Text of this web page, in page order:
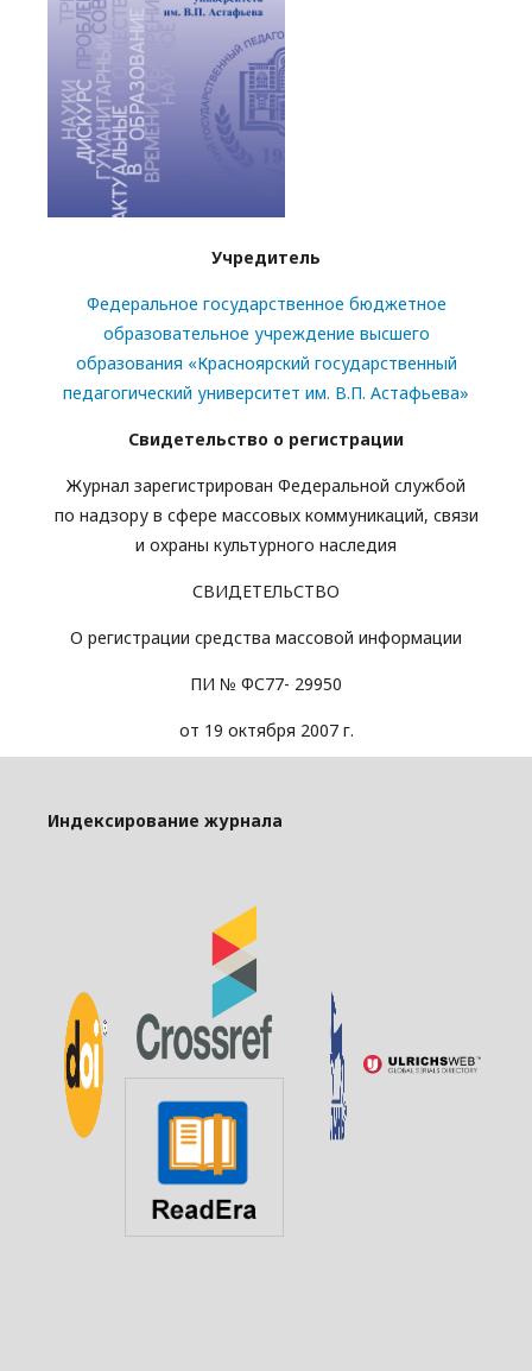
Учредитель
Федеральное государственное бюджетное
образовательное учреждение высшего
образования «Красноярский государственный
педагогический университет им. В.П. Астафьева»
Свидетельство о регистрации
Журнал зарегистрирован Федеральной службой
по надзору в сфере массовых коммуникаций, связи
и охраны культурного наследия
СВИДЕТЕЛЬСТВО
О регистрации средства массовой информации
ПИ № ФС77- 29950
от 19 октября 2007 г.
Индексирование журнала